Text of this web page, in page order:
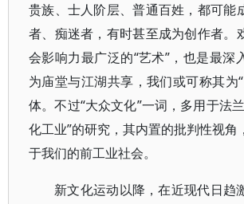
贵族、士人阶层、普通百姓，都可能
者、痴迷者，有时甚至成为创作者。
会影响力最广泛的“艺术”，也是最深
为庙堂与江湖共享，我们或可称其为
体。不过“大众文化”一词，多用于法
化工业”的研究，其内置的批判性视角
于我们的前工业社会。
新文化运动以降，在近现代日趋